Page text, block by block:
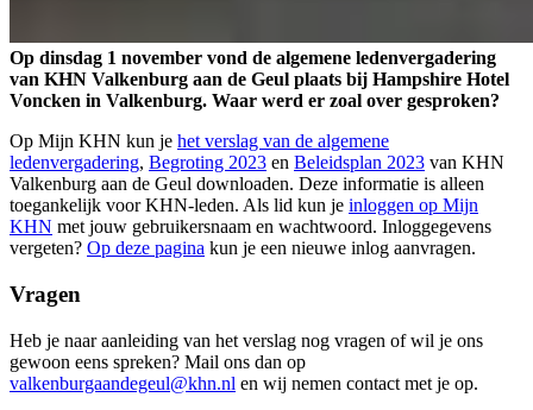
Op dinsdag 1 november vond de algemene ledenvergadering
van KHN Valkenburg aan de Geul plaats bij Hampshire Hotel
Voncken in Valkenburg. Waar werd er zoal over gesproken?
Op Mijn KHN kun je het verslag van de algemene
ledenvergadering, Begroting 2023 en Beleidsplan 2023 van KHN
Valkenburg aan de Geul downloaden. Deze informatie is alleen
toegankelijk voor KHN-leden. Als lid kun je inloggen op Mijn
KHN met jouw gebruikersnaam en wachtwoord. Inloggegevens
vergeten? Op deze pagina kun je een nieuwe inlog aanvragen.
Vragen
Heb je naar aanleiding van het verslag nog vragen of wil je ons
gewoon eens spreken? Mail ons dan op
valkenburgaandegeul@khn.nl en wij nemen contact met je op.